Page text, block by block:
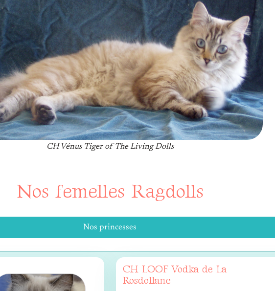
CH Vénus Tiger of The Living Dolls
Nos femelles Ragdolls
Nos princesses
CH LOOF Vodka de La
Rosdollane